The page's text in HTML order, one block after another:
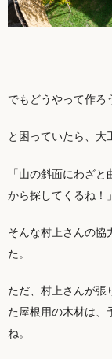
でもどうやって作ろ
と困っていたら、大
「山の斜面にわざ
から探してくるね！
そんな村上さんの協
た。
ただ、村上さんが張
た屋根用の木材は、
ね。